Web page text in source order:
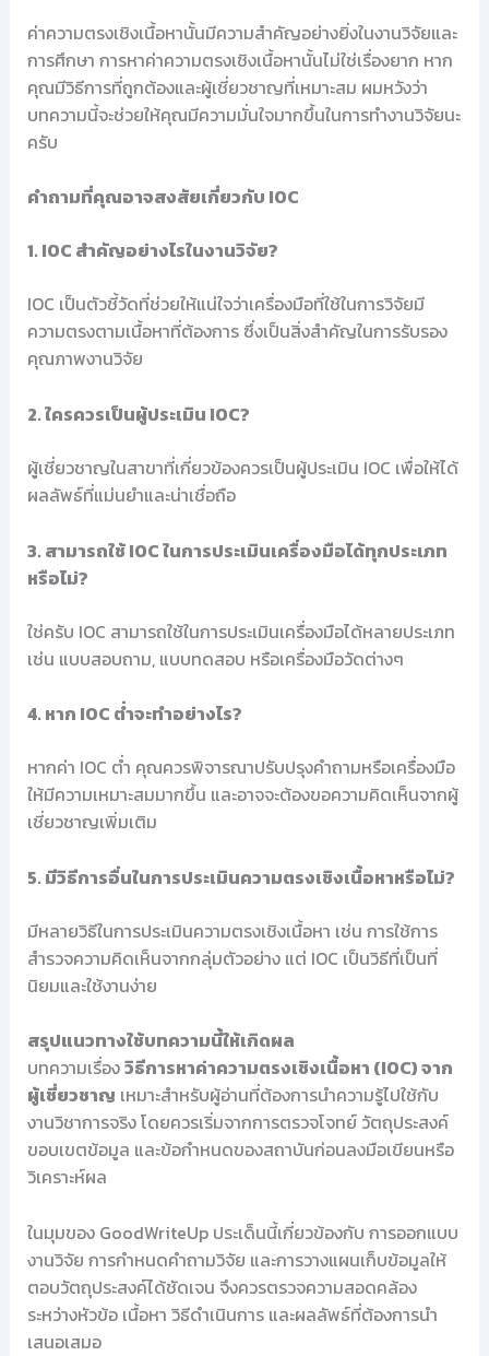
ค่าความตรงเชิงเนื้อหานั้นมีความสำคัญอย่างยิ่งในงานวิจัยและ
การศึกษา การหาค่าความตรงเชิงเนื้อหานั้นไม่ใช่เรื่องยาก หาก
คุณมีวิธีการที่ถูกต้องและผู้เชี่ยวชาญที่เหมาะสม ผมหวังว่า
บทความนี้จะช่วยให้คุณมีความมั่นใจมากขึ้นในการทำงานวิจัยนะ
ครับ
คำถามที่คุณอาจสงสัยเกี่ยวกับ IOC
1. IOC สำคัญอย่างไรในงานวิจัย?
IOC เป็นตัวชี้วัดที่ช่วยให้แน่ใจว่าเครื่องมือที่ใช้ในการวิจัยมี
ความตรงตามเนื้อหาที่ต้องการ ซึ่งเป็นสิ่งสำคัญในการรับรอง
คุณภาพงานวิจัย
2. ใครควรเป็นผู้ประเมิน IOC?
ผู้เชี่ยวชาญในสาขาที่เกี่ยวข้องควรเป็นผู้ประเมิน IOC เพื่อให้ได้
ผลลัพธ์ที่แม่นยำและน่าเชื่อถือ
3. สามารถใช้ IOC ในการประเมินเครื่องมือได้ทุกประเภท
หรือไม่?
ใช่ครับ IOC สามารถใช้ในการประเมินเครื่องมือได้หลายประเภท
เช่น แบบสอบถาม, แบบทดสอบ หรือเครื่องมือวัดต่างๆ
4. หาก IOC ต่ำจะทำอย่างไร?
หากค่า IOC ต่ำ คุณควรพิจารณาปรับปรุงคำถามหรือเครื่องมือ
ให้มีความเหมาะสมมากขึ้น และอาจจะต้องขอความคิดเห็นจากผู้
เชี่ยวชาญเพิ่มเติม
5. มีวิธีการอื่นในการประเมินความตรงเชิงเนื้อหาหรือไม่?
มีหลายวิธีในการประเมินความตรงเชิงเนื้อหา เช่น การใช้การ
สำรวจความคิดเห็นจากกลุ่มตัวอย่าง แต่ IOC เป็นวิธีที่เป็นที่
นิยมและใช้งานง่าย
สรุปแนวทางใช้บทความนี้ให้เกิดผล
บทความเรื่องวิธีการหาค่าความตรงเชิงเนื้อหา (IOC) จาก
ผู้เชี่ยวชาญ เหมาะสำหรับผู้อ่านที่ต้องการนำความรู้ไปใช้กับ
งานวิชาการจริง โดยควรเริ่มจากการตรวจโจทย์ วัตถุประสงค์
ขอบเขตข้อมูล และข้อกำหนดของสถาบันก่อนลงมือเขียนหรือ
วิเคราะห์ผล
ในมุมของ GoodWriteUp ประเด็นนี้เกี่ยวข้องกับ การออกแบบ
งานวิจัย การกำหนดคำถามวิจัย และการวางแผนเก็บข้อมูลให้
ตอบวัตถุประสงค์ได้ชัดเจน จึงควรตรวจความสอดคล้อง
ระหว่างหัวข้อ เนื้อหา วิธีดำเนินการ และผลลัพธ์ที่ต้องการนำ
เสนอเสมอ